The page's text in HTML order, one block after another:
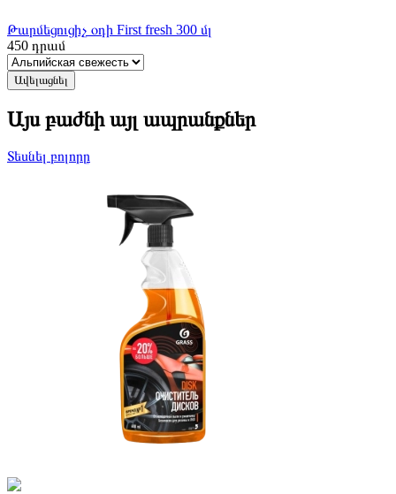
Թարմեցուցիչ օդի First fresh 300 մլ
450 դրամ
Ավելացնել
Այս բաժնի այլ ապրանքներ
Տեսնել բոլորը